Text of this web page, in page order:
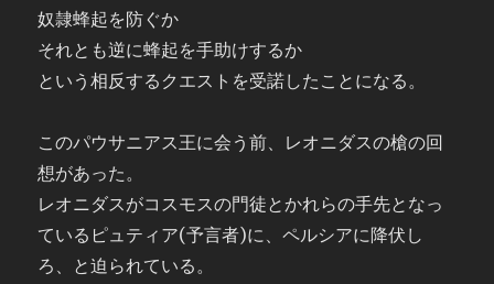
奴隷蜂起を防ぐか
それとも逆に蜂起を手助けするか
という相反するクエストを受諾したことになる。
このパウサニアス王に会う前、レオニダスの槍の回
想があった。
レオニダスがコスモスの門徒とかれらの手先となっ
ているピュティア(予言者)に、ペルシアに降伏し
ろ、と迫られている。